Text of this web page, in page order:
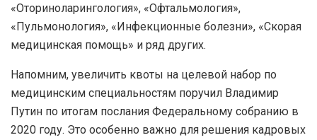
«Оториноларингология», «Офтальмология»,
«Пульмонология», «Инфекционные болезни», «Скорая
медицинская помощь» и ряд других.
Напомним, увеличить квоты на целевой набор по
медицинским специальностям поручил Владимир
Путин по итогам послания Федеральному собранию в
2020 году. Это особенно важно для решения кадровых